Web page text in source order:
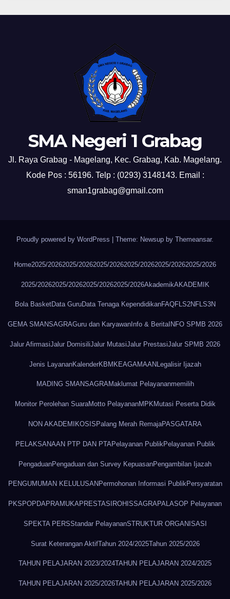
SMA Negeri 1 Grabag
Jl. Raya Grabag - Magelang, Kec. Grabag, Kab. Magelang.
Kode Pos : 56196. Telp : (0293) 3148143. Email :
sman1grabag@gmail.com
Proudly powered by WordPress Theme: Newsup by Themeansar.
Home2025/20262025/20262025/20262025/20262025/20262025/2026
2025/20262025/20262025/20262025/2026AkademikAKADEMIK
Bola BasketData GuruData Tenaga KependidikanFAQFLS2N FLS3N
GEMA SMANSAGRAGuru dan Karyawan Info & BeritaINFO SPMB 2026
Jalur AfirmasiJalur DomisiliJalur MutasiJalur PrestasiJalur SPMB 2026
Jenis LayananKalenderKBMKEAGAMAANLegalisir Ijazah
MADING SMANSAGRAMaklumat Pelayananmemilih
Monitor Perolehan SuaraMotto PelayananMPKMutasi Peserta Didik
NON AKADEMIKOSIS Palang Merah RemajaPASGATARA
PELAKSANAAN PTP DAN PTA Pelayanan Publik Pelayanan Publik
PengaduanPengaduan dan Survey KepuasanPengambilan Ijazah
PENGUMUMAN KELULUSAN Permohonan Informasi PublikPersyaratan
PKS POPDAPRAMUKAPRESTASI ROHISSAGRAPALASOP Pelayanan
SPEKTA PERSStandar PelayananSTRUKTUR ORGANISASI
Surat Keterangan AktifTahun 2024/2025Tahun 2025/2026
TAHUN PELAJARAN 2023/2024TAHUN PELAJARAN 2024/2025
TAHUN PELAJARAN 2025/2026TAHUN PELAJARAN 2025/2026